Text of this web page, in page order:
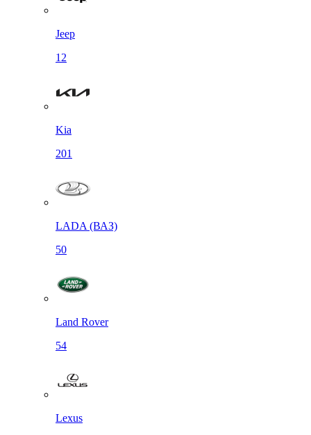
Jeep
12
Kia
201
LADA (ВАЗ)
50
Land Rover
54
Lexus